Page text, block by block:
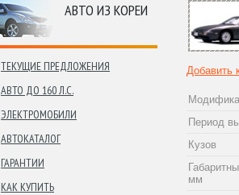
АВТО ИЗ КОРЕИ
ТЕКУЩИЕ ПРЕДЛОЖЕНИЯ
АВТО ДО 160 Л.С.
ЭЛЕКТРОМОБИЛИ
АВТОКАТАЛОГ
ГАРАНТИИ
КАК КУПИТЬ
Добавить
Период
Кузов
мм